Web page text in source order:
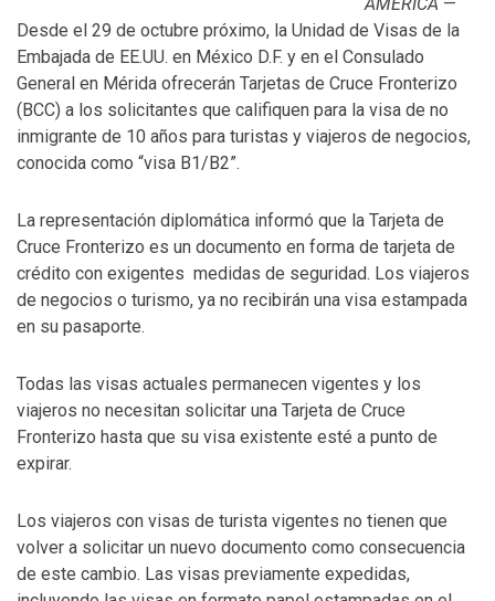
Desde el 29 de octubre próximo, la Unidad de Visas de la
Embajada de EE.UU. en México D.F. y en el Consulado
General en Mérida ofrecerán Tarjetas de Cruce Fronterizo
(BCC) a los solicitantes que califiquen para la visa de no
inmigrante de 10 años para turistas y viajeros de negocios,
conocida como “visa B1/B2”.
La representación diplomática informó que la Tarjeta de
Cruce Fronterizo es un documento en forma de tarjeta de
crédito con exigentes medidas de seguridad. Los viajeros
de negocios o turismo, ya no recibirán una visa estampada
en su pasaporte.
Todas las visas actuales permanecen vigentes y los
viajeros no necesitan solicitar una Tarjeta de Cruce
Fronterizo hasta que su visa existente esté a punto de
expirar.
Los viajeros con visas de turista vigentes no tienen que
volver a solicitar un nuevo documento como consecuencia
de este cambio. Las visas previamente expedidas,